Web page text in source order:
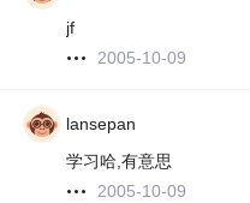
jf
2005-10-09
lansepan
学习哈,有意思
2005-10-09